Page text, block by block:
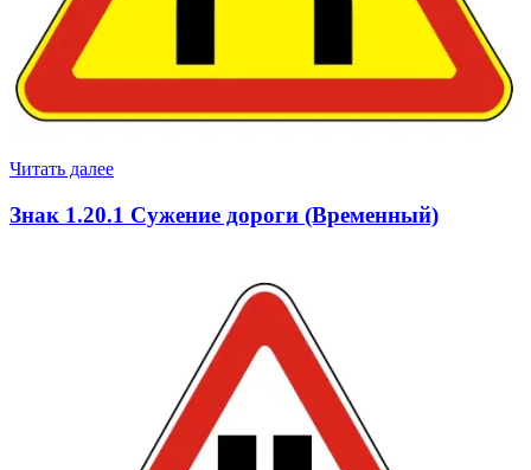
Читать далее
Знак 1.20.1 Сужение дороги (Временный)